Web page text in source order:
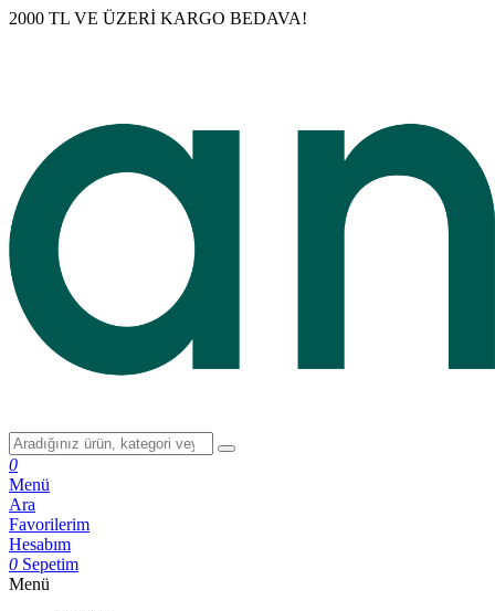
2000 TL VE ÜZERİ KARGO BEDAVA!
0
Menü
Ara
Favorilerim
Hesabım
0 Sepetim
Menü